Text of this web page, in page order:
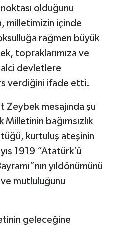
olduğunu
milletimizin içinde
rağmen büyük
topraklarımıza ve
devletlere
verdiğini ifade etti.
Zeybek mesajında şu
bağımsızlık
kurtuluş ateşinin
1919 “Atatürk’ü
yıldönümünü
mutluluğunu
geleceğine